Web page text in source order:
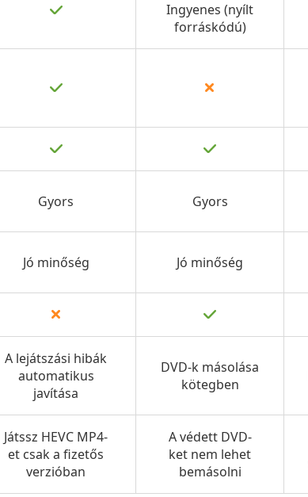
Ingyenes (nyílt
forráskódú)
Gyors Gyors
Jó minőség Jó minőség
A lejátszási hibák
automatikus
javítása
DVD-k másolása
kötegben
Játssz HEVC MP4-
et csak a fizetős
verzióban
A védett DVD-
ket nem lehet
bemásolni